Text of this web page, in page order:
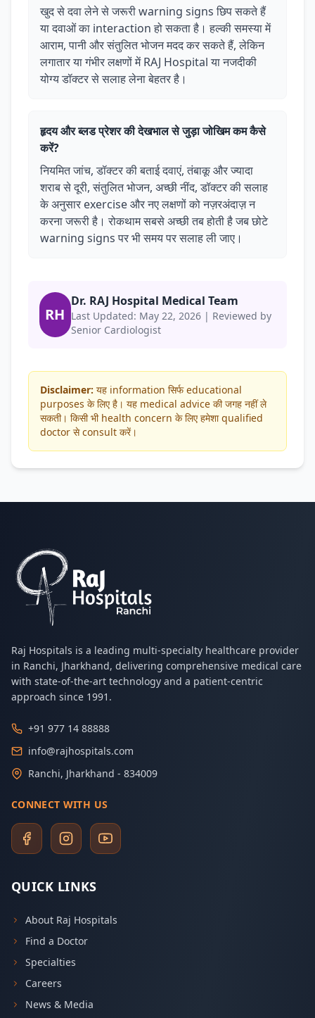
खुद से दवा लेने से जरूरी warning signs छिप सकते हैं
या दवाओं का interaction हो सकता है। हल्की समस्या में
आराम, पानी और संतुलित भोजन मदद कर सकते हैं, लेकिन
लगातार या गंभीर लक्षणों में RAJ Hospital या नजदीकी
योग्य डॉक्टर से सलाह लेना बेहतर है।
हृदय और ब्लड प्रेशर की देखभाल से जुड़ा जोखिम कम कैसे
करें?
नियमित जांच, डॉक्टर की बताई दवाएं, तंबाकू और ज्यादा
शराब से दूरी, संतुलित भोजन, अच्छी नींद, डॉक्टर की सलाह
के अनुसार exercise और नए लक्षणों को नज़रअंदाज़ न
करना जरूरी है। रोकथाम सबसे अच्छी तब होती है जब छोटे
warning signs पर भी समय पर सलाह ली जाए।
RH
Dr. RAJ Hospital Medical Team
Last Updated: May 22, 2026 | Reviewed by
Senior Cardiologist
Disclaimer: यह information सिर्फ educational
purposes के लिए है। यह medical advice की जगह नहीं ले
सकती। किसी भी health concern के लिए हमेशा qualified
doctor से consult करें।
Raj Hospitals is a leading multi-specialty healthcare provider
in Ranchi, Jharkhand, delivering comprehensive medical care
with state-of-the-art technology and a patient-centric
approach since 1991.
+91 977 14 88888
info@rajhospitals.com
Ranchi, Jharkhand - 834009
CONNECT WITH US
QUICK LINKS
About Raj Hospitals
Find a Doctor
Specialties
Careers
News & Media